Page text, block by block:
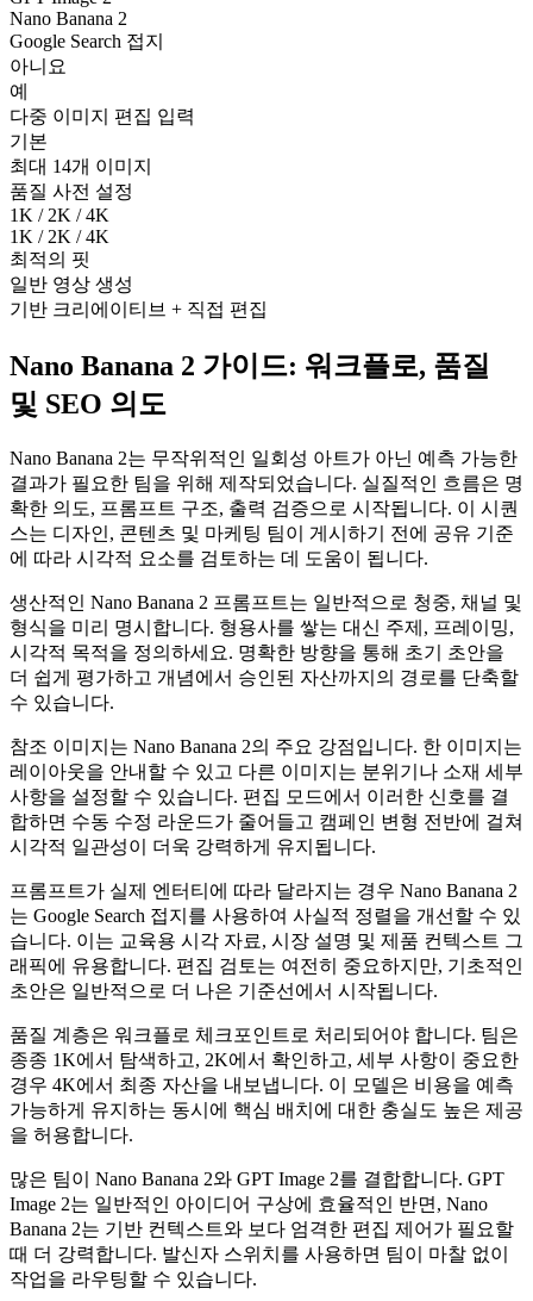
Nano Banana 2
Google Search 접지
아니요
예
다중 이미지 편집 입력
기본
최대 14개 이미지
품질 사전 설정
1K / 2K / 4K
1K / 2K / 4K
최적의 핏
일반 영상 생성
기반 크리에이티브 + 직접 편집
Nano Banana 2 가이드: 워크플로, 품질
및 SEO 의도
Nano Banana 2는 무작위적인 일회성 아트가 아닌 예측 가능한
결과가 필요한 팀을 위해 제작되었습니다. 실질적인 흐름은 명
확한 의도, 프롬프트 구조, 출력 검증으로 시작됩니다. 이 시퀀
스는 디자인, 콘텐츠 및 마케팅 팀이 게시하기 전에 공유 기준
에 따라 시각적 요소를 검토하는 데 도움이 됩니다.
생산적인 Nano Banana 2 프롬프트는 일반적으로 청중, 채널 및
형식을 미리 명시합니다. 형용사를 쌓는 대신 주제, 프레이밍,
시각적 목적을 정의하세요. 명확한 방향을 통해 초기 초안을
더 쉽게 평가하고 개념에서 승인된 자산까지의 경로를 단축할
수 있습니다.
참조 이미지는 Nano Banana 2의 주요 강점입니다. 한 이미지는
레이아웃을 안내할 수 있고 다른 이미지는 분위기나 소재 세부
사항을 설정할 수 있습니다. 편집 모드에서 이러한 신호를 결
합하면 수동 수정 라운드가 줄어들고 캠페인 변형 전반에 걸쳐
시각적 일관성이 더욱 강력하게 유지됩니다.
프롬프트가 실제 엔터티에 따라 달라지는 경우 Nano Banana 2
는 Google Search 접지를 사용하여 사실적 정렬을 개선할 수 있
습니다. 이는 교육용 시각 자료, 시장 설명 및 제품 컨텍스트 그
래픽에 유용합니다. 편집 검토는 여전히 중요하지만, 기초적인
초안은 일반적으로 더 나은 기준선에서 시작됩니다.
품질 계층은 워크플로 체크포인트로 처리되어야 합니다. 팀은
종종 1K에서 탐색하고, 2K에서 확인하고, 세부 사항이 중요한
경우 4K에서 최종 자산을 내보냅니다. 이 모델은 비용을 예측
가능하게 유지하는 동시에 핵심 배치에 대한 충실도 높은 제공
을 허용합니다.
많은 팀이 Nano Banana 2와 GPT Image 2를 결합합니다. GPT
Image 2는 일반적인 아이디어 구상에 효율적인 반면, Nano
Banana 2는 기반 컨텍스트와 보다 엄격한 편집 제어가 필요할
때 더 강력합니다. 발신자 스위치를 사용하면 팀이 마찰 없이
작업을 라우팅할 수 있습니다.